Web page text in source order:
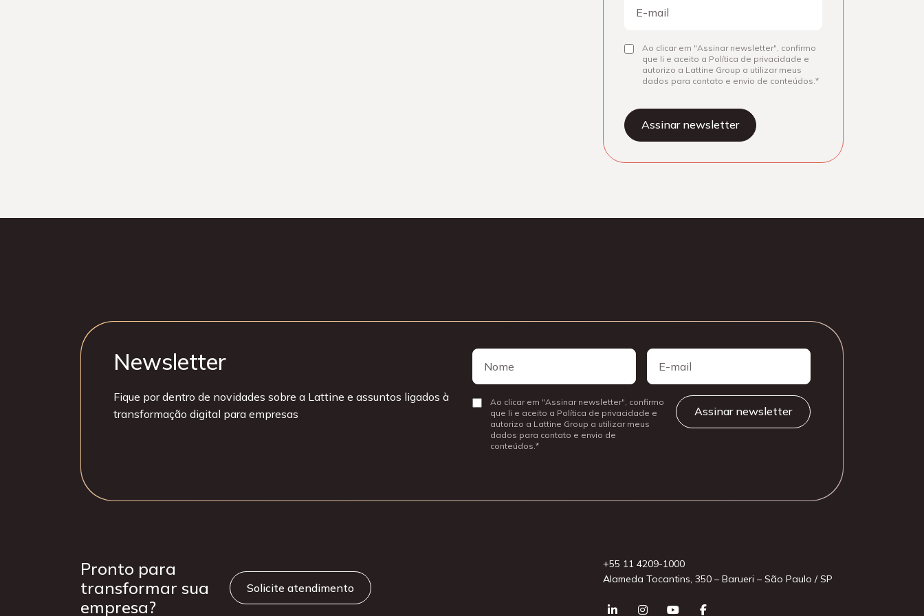
mail
ConsentirAo clicar em "Assinar newsletter", confirmo
que li e aceito a Política de privacidade e
autorizo a Lattine Group a utilizar meus
dados para contato e envio de conteúdos.
Newsletter
Fique por dentro de novidades sobre a Lattine e assuntos ligados à
transformação digital para empresas
Nome
E-
mail
ConsentirAo clicar em "Assinar newsletter", confirmo
que li e aceito a Política de privacidade e
autorizo a Lattine Group a utilizar meus
dados para contato e envio de
conteúdos.
Pronto para
transformar sua
empresa?
Solicite atendimento
+55 11 4209-1000
Alameda Tocantins, 350 – Barueri – São Paulo / SP